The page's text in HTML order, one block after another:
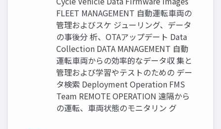
FLEET MANAGEMENT 自動運転車両の
管理およびスケ ジューリング、データ
の事後分 析、OTAアップデート Data
Collection DATA MANAGEMENT 自動
運転車両からの効率的なデータ収 集と
管理および学習やテストのための デー
タ検索 Deployment Operation FMS
Team REMOTE OPERATION 遠隔から
の運転、車両状態のモニタリン グ